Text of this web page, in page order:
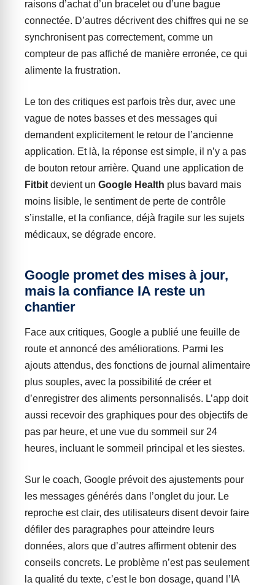
raisons d’achat d’un bracelet ou d’une bague
connectée. D’autres décrivent des chiffres qui ne se
synchronisent pas correctement, comme un
compteur de pas affiché de manière erronée, ce qui
alimente la frustration.
Le ton des critiques est parfois très dur, avec une
vague de notes basses et des messages qui
demandent explicitement le retour de l’ancienne
application. Et là, la réponse est simple, il n’y a pas
de bouton retour arrière. Quand une application de
Fitbit devient un Google Health plus bavard mais
moins lisible, le sentiment de perte de contrôle
s’installe, et la confiance, déjà fragile sur les sujets
médicaux, se dégrade encore.
Google promet des mises à jour,
mais la confiance IA reste un
chantier
Face aux critiques, Google a publié une feuille de
route et annoncé des améliorations. Parmi les
ajouts attendus, des fonctions de journal alimentaire
plus souples, avec la possibilité de créer et
d’enregistrer des aliments personnalisés. L’app doit
aussi recevoir des graphiques pour des objectifs de
pas par heure, et une vue du sommeil sur 24
heures, incluant le sommeil principal et les siestes.
Sur le coach, Google prévoit des ajustements pour
les messages générés dans l’onglet du jour. Le
reproche est clair, des utilisateurs disent devoir faire
défiler des paragraphes pour atteindre leurs
données, alors que d’autres affirment obtenir des
conseils concrets. Le problème n’est pas seulement
la qualité du texte, c’est le bon dosage, quand l’IA